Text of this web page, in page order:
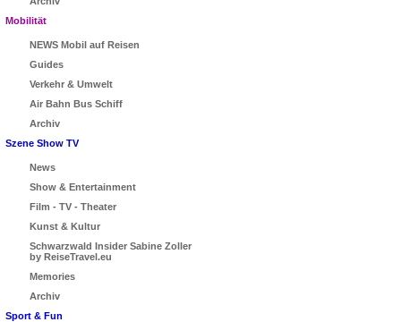
Mobilität
NEWS Mobil auf Reisen
Guides
Verkehr & Umwelt
Air Bahn Bus Schiff
Archiv
Szene Show TV
News
Show & Entertainment
Film - TV - Theater
Kunst & Kultur
Schwarzwald Insider Sabine Zoller
by ReiseTravel.eu
Memories
Archiv
Sport & Fun